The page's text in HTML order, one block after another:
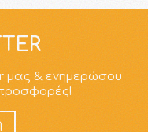
μας & ενημερώσου